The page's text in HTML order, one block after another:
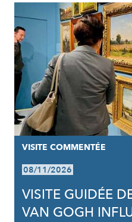
VISITE COMMENTÉE
08/11/2026
VISITE GUIDÉE
VAN GOGH